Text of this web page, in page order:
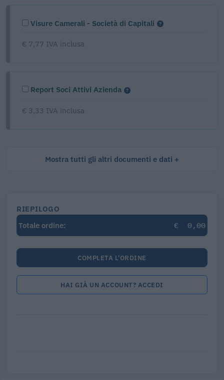
Visure Camerali - Società di Capitali
€ 7,77 IVA inclusa
Report Soci Attivi Azienda
€ 3,33 IVA inclusa
Mostra tutti gli altri documenti e dati
RIEPILOGO
Totale ordine:
€ 0,00
COMPLETA L'ORDINE
HAI GIÀ UN ACCOUNT? ACCEDI